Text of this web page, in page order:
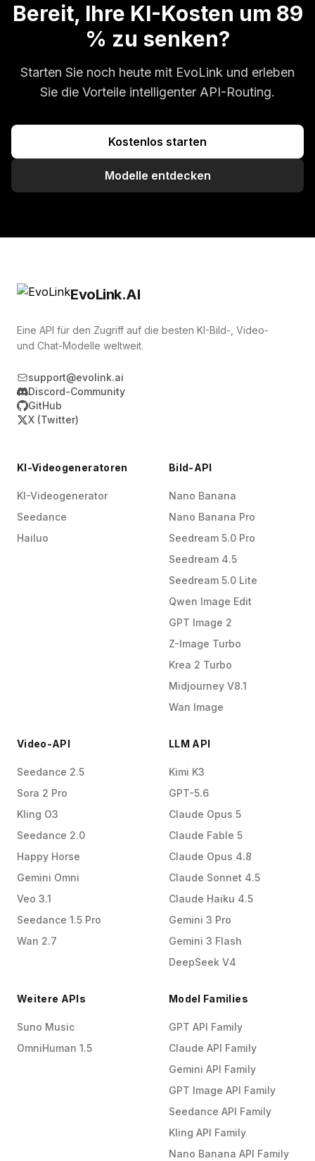
Bereit, Ihre KI-Kosten um 89
% zu senken?
Starten Sie noch heute mit EvoLink und erleben
Sie die Vorteile intelligenter API-Routing.
Kostenlos starten
Modelle entdecken
EvoLink.AI
Eine API für den Zugriff auf die besten KI-Bild-, Video-
und Chat-Modelle weltweit.
support@evolink.ai
Discord-Community
GitHub
X (Twitter)
KI-Videogeneratoren
KI-Videogenerator
Seedance
Hailuo
Bild-API
Nano Banana
Nano Banana Pro
Seedream 5.0 Pro
Seedream 4.5
Seedream 5.0 Lite
Qwen Image Edit
GPT Image 2
Z-Image Turbo
Krea 2 Turbo
Midjourney V8.1
Wan Image
Video-API
Seedance 2.5
Sora 2 Pro
Kling O3
Seedance 2.0
Happy Horse
Gemini Omni
Veo 3.1
Seedance 1.5 Pro
Wan 2.7
LLM API
Kimi K3
GPT-5.6
Claude Opus 5
Claude Fable 5
Claude Opus 4.8
Claude Sonnet 4.5
Claude Haiku 4.5
Gemini 3 Pro
Gemini 3 Flash
DeepSeek V4
Weitere APIs
Suno Music
OmniHuman 1.5
Model Families
GPT API Family
Claude API Family
Gemini API Family
GPT Image API Family
Seedance API Family
Kling API Family
Nano Banana API Family